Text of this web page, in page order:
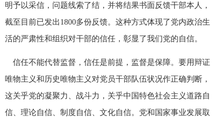
明予以采信，问题线索了结，并将结果书面反馈干部本人，
截至目前已发出1800多份反馈。这种方式体现了党内政治生
活的严肃性和组织对干部的信任，彰显了我们党的自信。
信任不能代替监督，信任是前提，监督是保障。要用辩证
唯物主义和历史唯物主义对党员干部队伍状况作正确判断，
这关乎党的凝聚力、战斗力，关乎中国特色社会主义道路自
信、理论自信、制度自信、文化自信。党和国家事业发展取